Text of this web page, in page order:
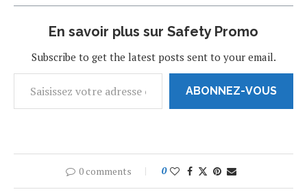
Facebook s’attelle en…
En savoir plus sur Safety Promo
Subscribe to get the latest posts sent to your email.
ABONNEZ-VOUS
0 comments 0